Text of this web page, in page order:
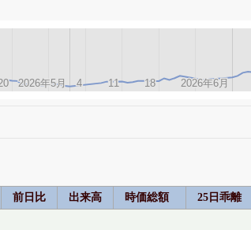
2026年5月
2026年5月 2026年6月
2026年6月
4
4 11
11 18
18
前日比 出来高 時価総額 25日乖離